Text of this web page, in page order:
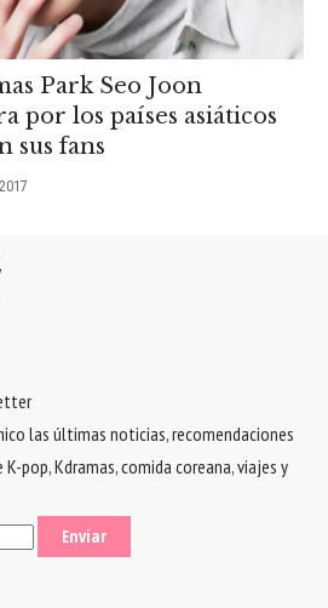
Park Seo Joon
por los países asiáticos
sus fans
las últimas noticias, recomendaciones
pop, Kdramas, comida coreana, viajes y